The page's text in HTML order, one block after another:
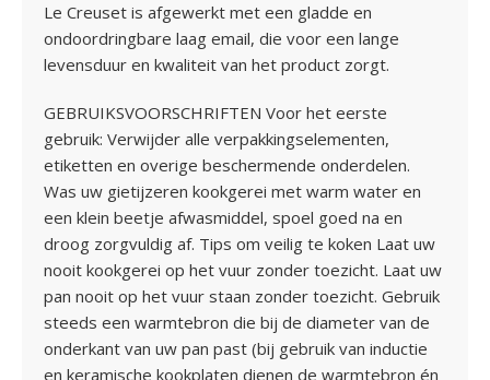
Le Creuset is afgewerkt met een gladde en
ondoordringbare laag email, die voor een lange
levensduur en kwaliteit van het product zorgt.
GEBRUIKSVOORSCHRIFTEN Voor het eerste
gebruik: Verwijder alle verpakkingselementen,
etiketten en overige beschermende onderdelen.
Was uw gietijzeren kookgerei met warm water en
een klein beetje afwasmiddel, spoel goed na en
droog zorgvuldig af. Tips om veilig te koken Laat uw
nooit kookgerei op het vuur zonder toezicht. Laat uw
pan nooit op het vuur staan zonder toezicht. Gebruik
steeds een warmtebron die bij de diameter van de
onderkant van uw pan past (bij gebruik van inductie
en keramische kookplaten dienen de warmtebron én